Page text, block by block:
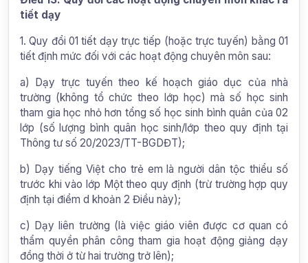
tiết dạy
1. Quy đổi 01 tiết dạy trực tiếp (hoặc trực tuyến) bằng 01
tiết định mức đối với các hoạt động chuyên môn sau:
a) Dạy trực tuyến theo kế hoạch giáo dục của nhà
trường (không tổ chức theo lớp học) mà số học sinh
tham gia học nhỏ hơn tổng số học sinh bình quân của 02
lớp (số lượng bình quân học sinh/lớp theo quy định tại
Thông tư số 20/2023/TT-BGDĐT);
b) Dạy tiếng Việt cho trẻ em là người dân tộc thiểu số
trước khi vào lớp Một theo quy định (trừ trường hợp quy
định tại điểm d khoản 2 Điều này);
c) Dạy liên trường (là việc giáo viên được cơ quan có
thẩm quyền phân công tham gia hoạt động giảng dạy
đồng thời ở từ hai trường trở lên);